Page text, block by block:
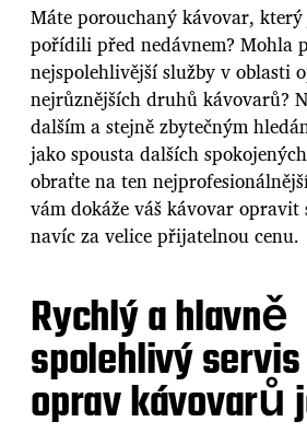
Máte porouchaný kávovar,
pořídili před nedávnem? Mohla
nejspolehlivější služby v oblasti
nejrůznějších druhů kávovarů?
dalším a stejně zbytečným
jako spousta dalších
obraťte na ten
vám dokáže váš kávovar
navíc za velice přijatelnou cenu.
Rychlý a hlavně
spolehlivý
oprav kávovarů